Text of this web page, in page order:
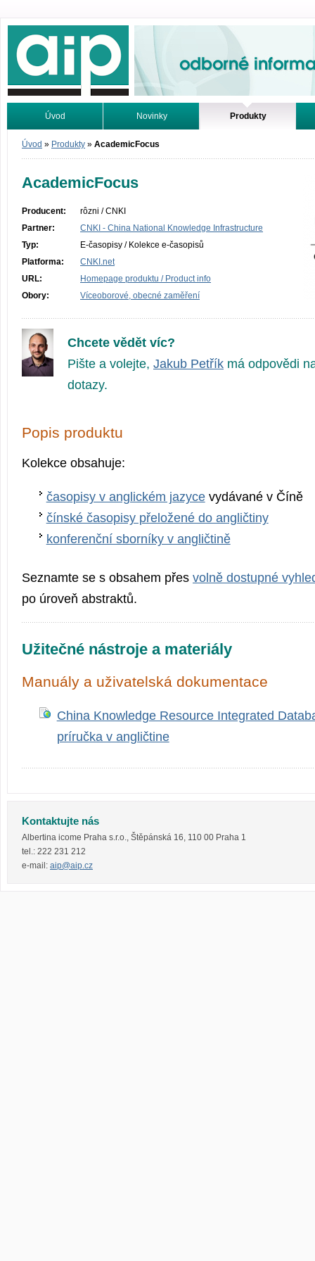
Odborné informace. Online.
Úvod Novinky Produkty
Vyhledávání Tutoriály
Úvod » Produkty » AcademicFocus
AcademicFocus
Producent:
rôzni / CNKI
Partner:
CNKI - China National Knowledge Infrastructure
Typ:
E-časopisy / Kolekce e-časopisů
Platforma:
CNKI.net
URL:
Homepage produktu / Product info
Obory:
Víceoborové, obecné zaměření
Chcete vědět víc?
Pište a volejte, Jakub Petřík má odpovědi
dotazy.
Popis produktu
Kolekce obsahuje:
časopisy v anglickém jazycevydávané v Číně
čínské časopisy přeložené do angličtiny
konferenční sborníky v angličtině
Seznamte se s obsahem přes volně dostupné
po úroveň abstraktů.
Užitečné nástroje a materiály
Manuály a uživatelská dokumentace
China Knowledge Resource Integrated
príručka v angličtine
Kontaktujte nás
Albertina icome Praha s.r.o., Štěpánská 16, 110 00 Praha 1
tel.: 222 231 212
e-mail: aip@aip.cz